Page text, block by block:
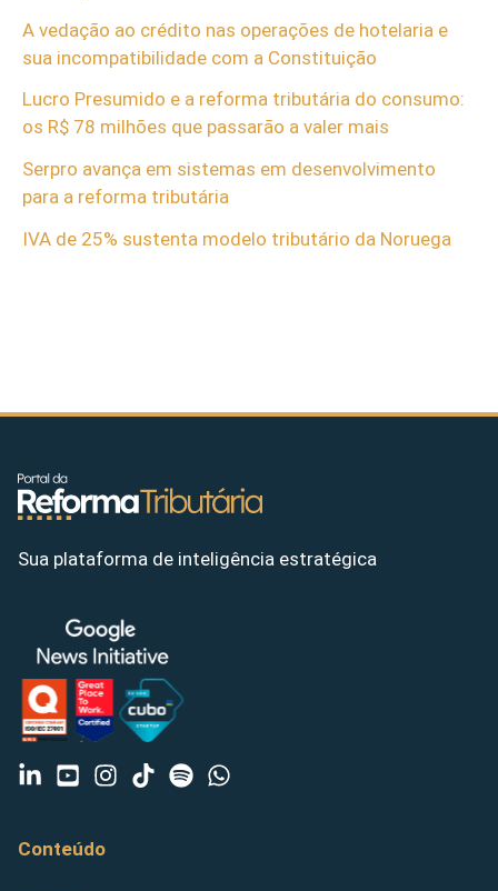
A vedação ao crédito nas operações de hotelaria e
sua incompatibilidade com a Constituição
Lucro Presumido e a reforma tributária do consumo:
os R$ 78 milhões que passarão a valer mais
Serpro avança em sistemas em desenvolvimento
para a reforma tributária
IVA de 25% sustenta modelo tributário da Noruega
Sua plataforma de inteligência estratégica
Conteúdo